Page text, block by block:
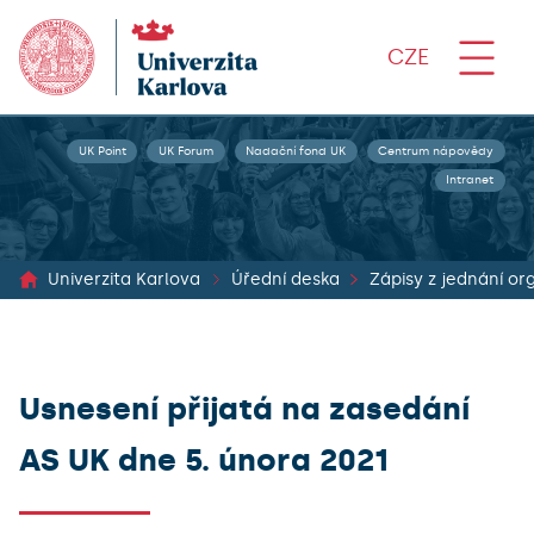
CZE
UK Point UK Forum Nadační fond UK Centrum nápovědy
Intranet
Univerzita Karlova Úřední deska
Usnesení přijatá na zasedání
AS UK dne 5. února 2021